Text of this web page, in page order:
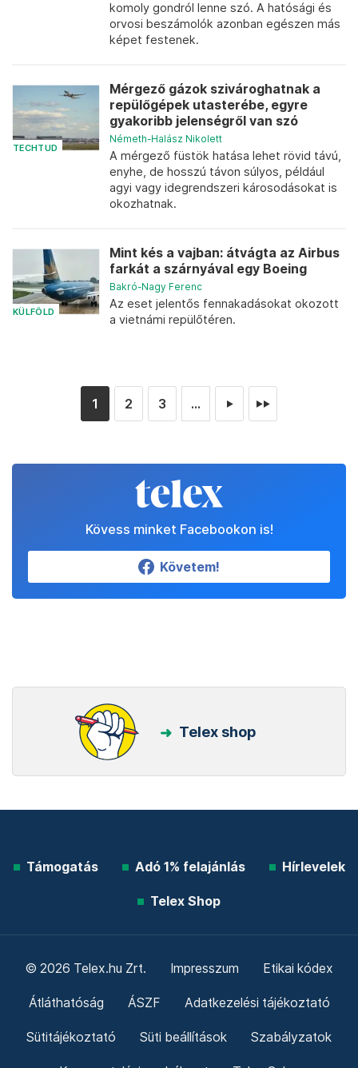
komoly gondról lenne szó. A hatósági és
orvosi beszámolók azonban egészen más
képet festenek.
TECHTUD
Mérgező gázok szivároghatnak a
repülőgépek utasterébe, egyre
gyakoribb jelenségről van szó
Németh-Halász Nikolett
A mérgező füstök hatása lehet rövid távú,
enyhe, de hosszú távon súlyos, például
agyi vagy idegrendszeri károsodásokat is
okozhatnak.
KÜLFÖLD
Mint kés a vajban: átvágta az Airbus
farkát a szárnyával egy Boeing
Bakró-Nagy Ferenc
Az eset jelentős fennakadásokat okozott
a vietnámi repülőtéren.
1 2 3 ... ► ►►
Kövess minket Facebookon is!
Követem!
Telex shop
Támogatás Adó 1% felajánlás Hírlevelek
Telex Shop
© 2026 Telex.hu Zrt. Impresszum Etikai kódex
Átláthatóság ÁSZF Adatkezelési tájékoztató
Sütitájékoztató Süti beállítások Szabályzatok